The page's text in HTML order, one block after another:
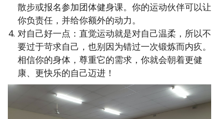
散步或报名参加团体健身课。你的运动伙伴可以让
你负责任，并给你额外的动力。
对自己好一点：直觉运动就是对自己温柔，所以不
要过于苛求自己，也别因为错过一次锻炼而内疚。
相信你的身体，尊重它的需求，你就会朝着更健
康、更快乐的自己迈进！